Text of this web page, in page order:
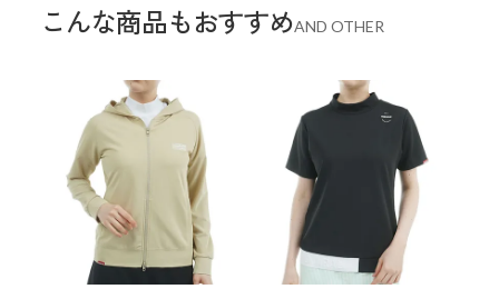
こんな商品もおすすめAND OTHER